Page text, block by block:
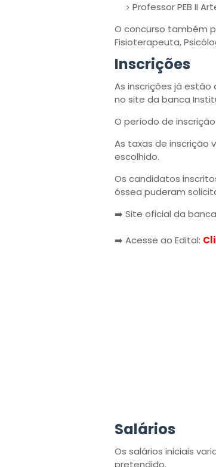
Professor PEB II
O concurso também
Fisioterapeuta,
Inscrições
As inscrições já
no site da banca
O período de
As taxas de inscrição
escolhido.
Os candidatos
óssea puderam
➡️ Site oficial da
➡️ Acesse ao Edital:
Salários
Os salários iniciais
pretendido.